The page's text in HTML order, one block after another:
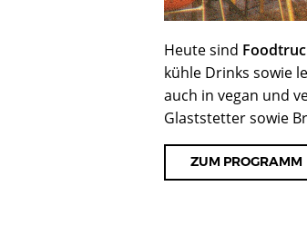
Heute sind
kühle Drinks sowie
auch in vegan und
Glaststetter sowie
ZUM PROGRAMM